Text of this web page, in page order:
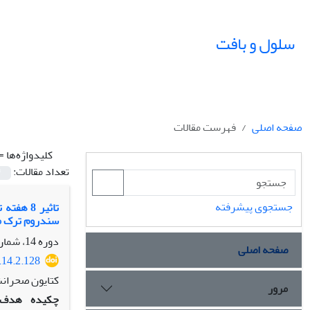
سلول و بافت
صفحه اصلی
فهرست مقالات
کلیدواژه‌ها
تعداد مقالات:
سندروم ترک
دوره 14، شماره 2، تابستان 1402، صفحه
کتایون
چکیده
جستجوی پیشرفته
صفحه اصلی
مرور